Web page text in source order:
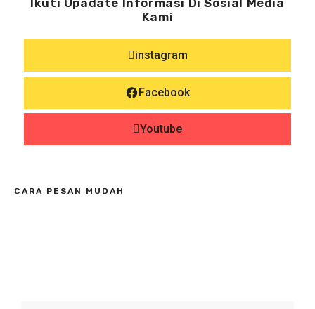
Ikuti Upadate Informasi Di Sosial Media
Kami
instagram
Facebook
Youtube
CARA PESAN MUDAH